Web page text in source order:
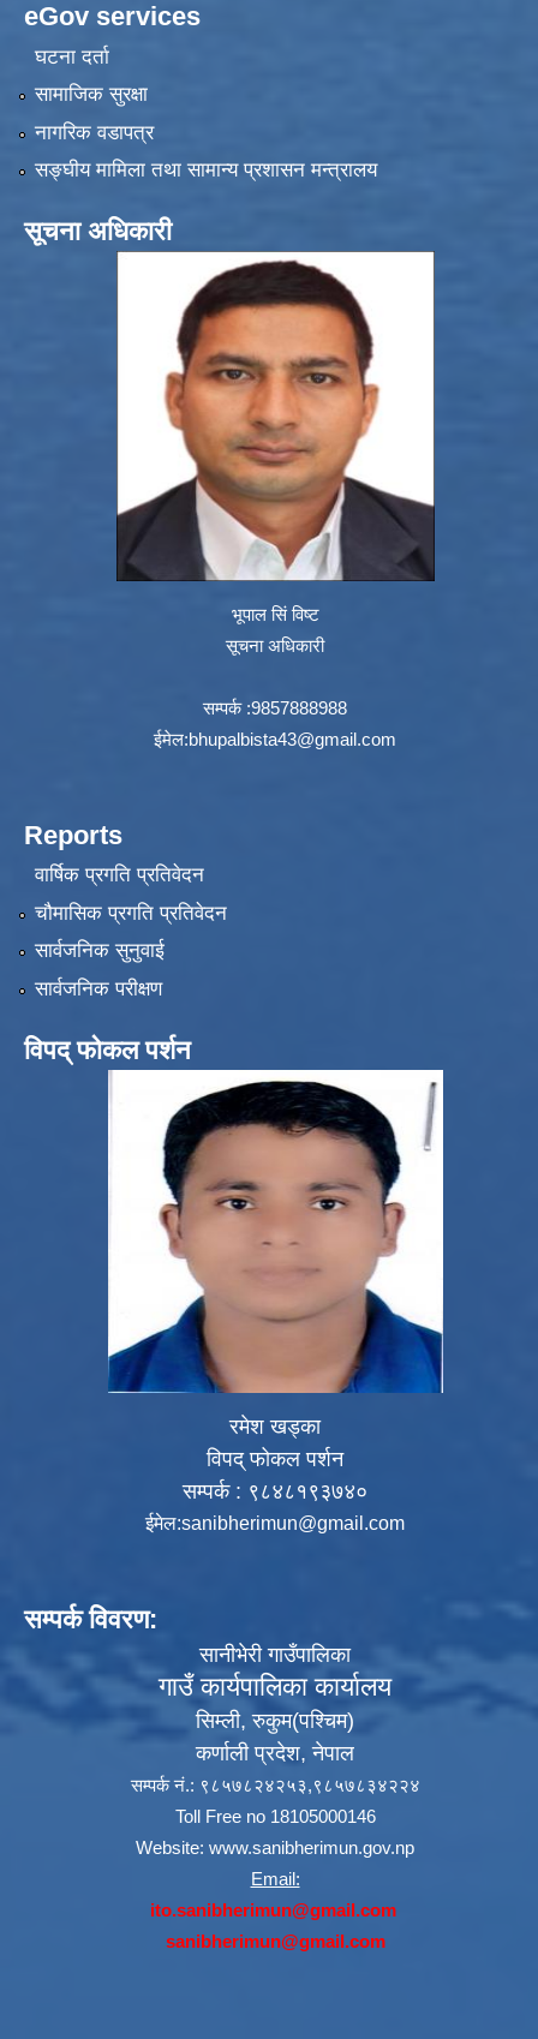
eGov services
घटना दर्ता
सामाजिक सुरक्षा
नागरिक वडापत्र
सङ्‍घीय मामिला तथा सामान्य प्रशासन मन्त्रालय
सूचना अधिकारी
भूपाल सिं विष्ट
सूचना अधिकारी
सम्पर्क :9857888988
ईमेल:bhupalbista43@gmail.com
Reports
वार्षिक प्रगति प्रतिवेदन
चौमासिक प्रगति प्रतिवेदन
सार्वजनिक सुनुवाई
सार्वजनिक परीक्षण
विपद् फोकल पर्शन
रमेश खड्का
विपद् फोकल पर्शन
सम्पर्क : ९८४८१९३७४०
ईमेल:sanibherimun@gmail.com
सम्पर्क विवरण:
सानीभेरी गाउँपालिका
गाउँ कार्यपालिका कार्यालय
सिम्ली, रुकुम(पश्‍चिम)
कर्णाली प्रदेश, नेपाल
सम्पर्क नं.: ९८५७८२४२५३,९८५७८३४२२४
Toll Free no 18105000146
Website: www.sanibherimun.gov.np
Email:
ito.sanibherimun@gmail.com
sanibherimun@gmail.com